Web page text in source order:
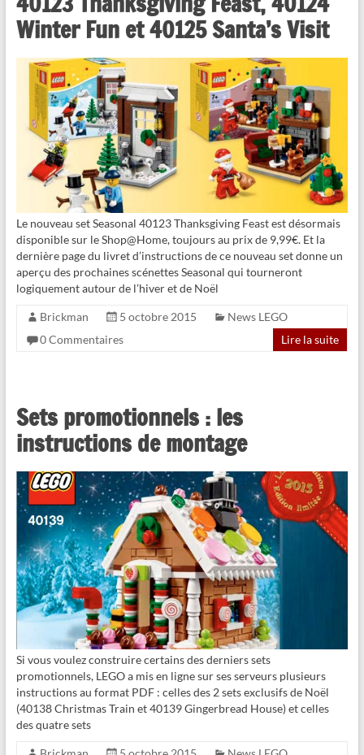
Winter Fun et 40125 Santa’s Visit
Le nouveau set Seasonal 40123 Thanksgiving Feast est désormais
disponible sur le Shop@Home, toujours au prix de 9,99€. Et la
dernière page du livret d’instructions de ce nouveau set donne un
aperçu des prochaines scénettes Seasonal qui tourneront
logiquement autour de l’hiver et de Noël
Brickman 5 octobre 2015
News LEGO
0 Commentaires
Lire la suite
Sets promotionnels : les
instructions de montage
Si vous voulez construire certains des derniers sets
promotionnels, LEGO a mis en ligne sur ses serveurs plusieurs
instructions au format PDF : celles des 2 sets exclusifs de Noël
(40138 Christmas Train et 40139 Gingerbread House) et celles
des quatre sets